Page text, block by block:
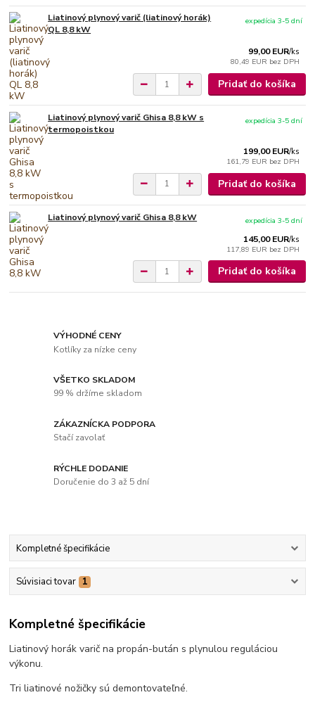
Liatinový plynový varič (liatinový horák)
QL 8,8 kW
99,00 EUR/ks
80,49 EUR bez DPH
expedícia 3-5 dní
Pridať do košíka
Liatinový plynový varič Ghisa 8,8 kW s
termopoistkou
199,00 EUR/ks
161,79 EUR bez DPH
expedícia 3-5 dní
Pridať do košíka
Liatinový plynový varič Ghisa 8,8 kW
145,00 EUR/ks
117,89 EUR bez DPH
expedícia 3-5 dní
Pridať do košíka
VÝHODNÉ CENY
Kotlíky za nízke ceny
VŠETKO SKLADOM
99 % držíme skladom
ZÁKAZNÍCKA PODPORA
Stačí zavolať
RÝCHLE DODANIE
Doručenie do 3 až 5 dní
Kompletné špecifikácie
Súvisiaci tovar 1
Kompletné špecifikácie
Liatinový horák varič na propán-bután s plynulou reguláciou
výkonu.
Tri liatinové nožičky sú demontovateľné.